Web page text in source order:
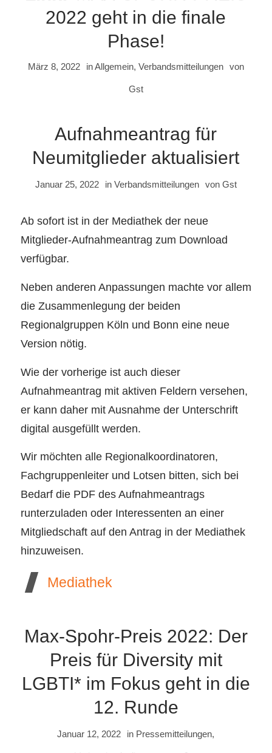
2022 geht in die finale
Phase!
März 8, 2022 inAllgemein, Verbandsmitteilungen von
Gst
Aufnahmeantrag für
Neumitglieder aktualisiert
Januar 25, 2022 in Verbandsmitteilungen von Gst
Ab sofort ist in der Mediathek der neue
Mitglieder-Aufnahmeantrag zum Download
verfügbar.
Neben anderen Anpassungen machte vor allem
die Zusammenlegung der beiden
Regionalgruppen Köln und Bonn eine neue
Version nötig.
Wie der vorherige ist auch dieser
Aufnahmeantrag mit aktiven Feldern versehen,
er kann daher mit Ausnahme der Unterschrift
digital ausgefüllt werden.
Wir möchten alle Regionalkoordinatoren,
Fachgruppenleiter und Lotsen bitten, sich bei
Bedarf die PDF des Aufnahmeantrags
runterzuladen oder Interessenten an einer
Mitgliedschaft auf den Antrag in der Mediathek
hinzuweisen.
Mediathek
Max-Spohr-Preis 2022: Der
Preis für Diversity mit
LGBTI* im Fokus geht in die
12. Runde
Januar 12, 2022 in Pressemitteilungen,